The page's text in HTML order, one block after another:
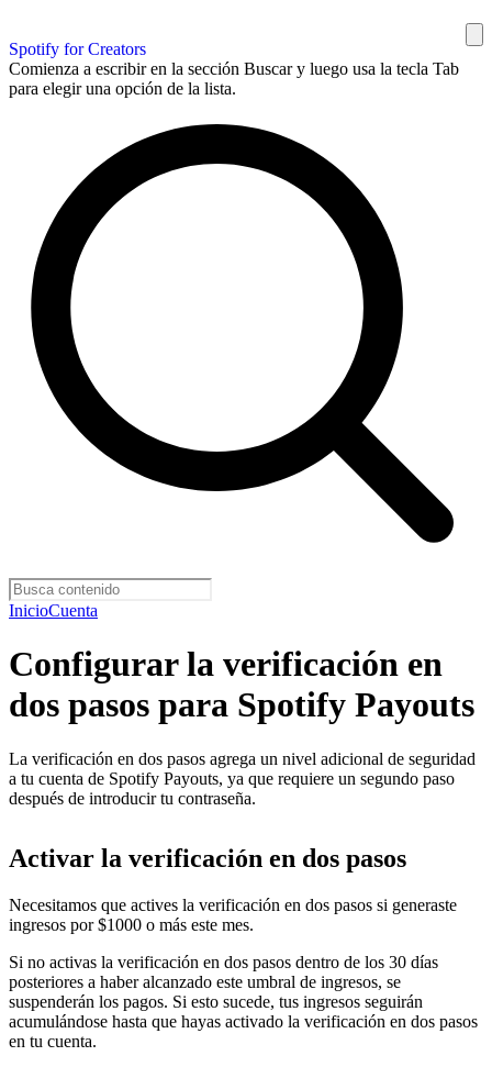
Spotify for Creators
Comienza a escribir en la sección Buscar y luego usa la tecla Tab
para elegir una opción de la lista.
InicioCuenta
Configurar la verificación en
dos pasos para Spotify Payouts
La verificación en dos pasos agrega un nivel adicional de seguridad
a tu cuenta de Spotify Payouts, ya que requiere un segundo paso
después de introducir tu contraseña.
Activar la verificación en dos pasos
Necesitamos que actives la verificación en dos pasos si generaste
ingresos por $1000 o más este mes.
Si no activas la verificación en dos pasos dentro de los 30 días
posteriores a haber alcanzado este umbral de ingresos, se
suspenderán los pagos. Si esto sucede, tus ingresos seguirán
acumulándose hasta que hayas activado la verificación en dos pasos
en tu cuenta.